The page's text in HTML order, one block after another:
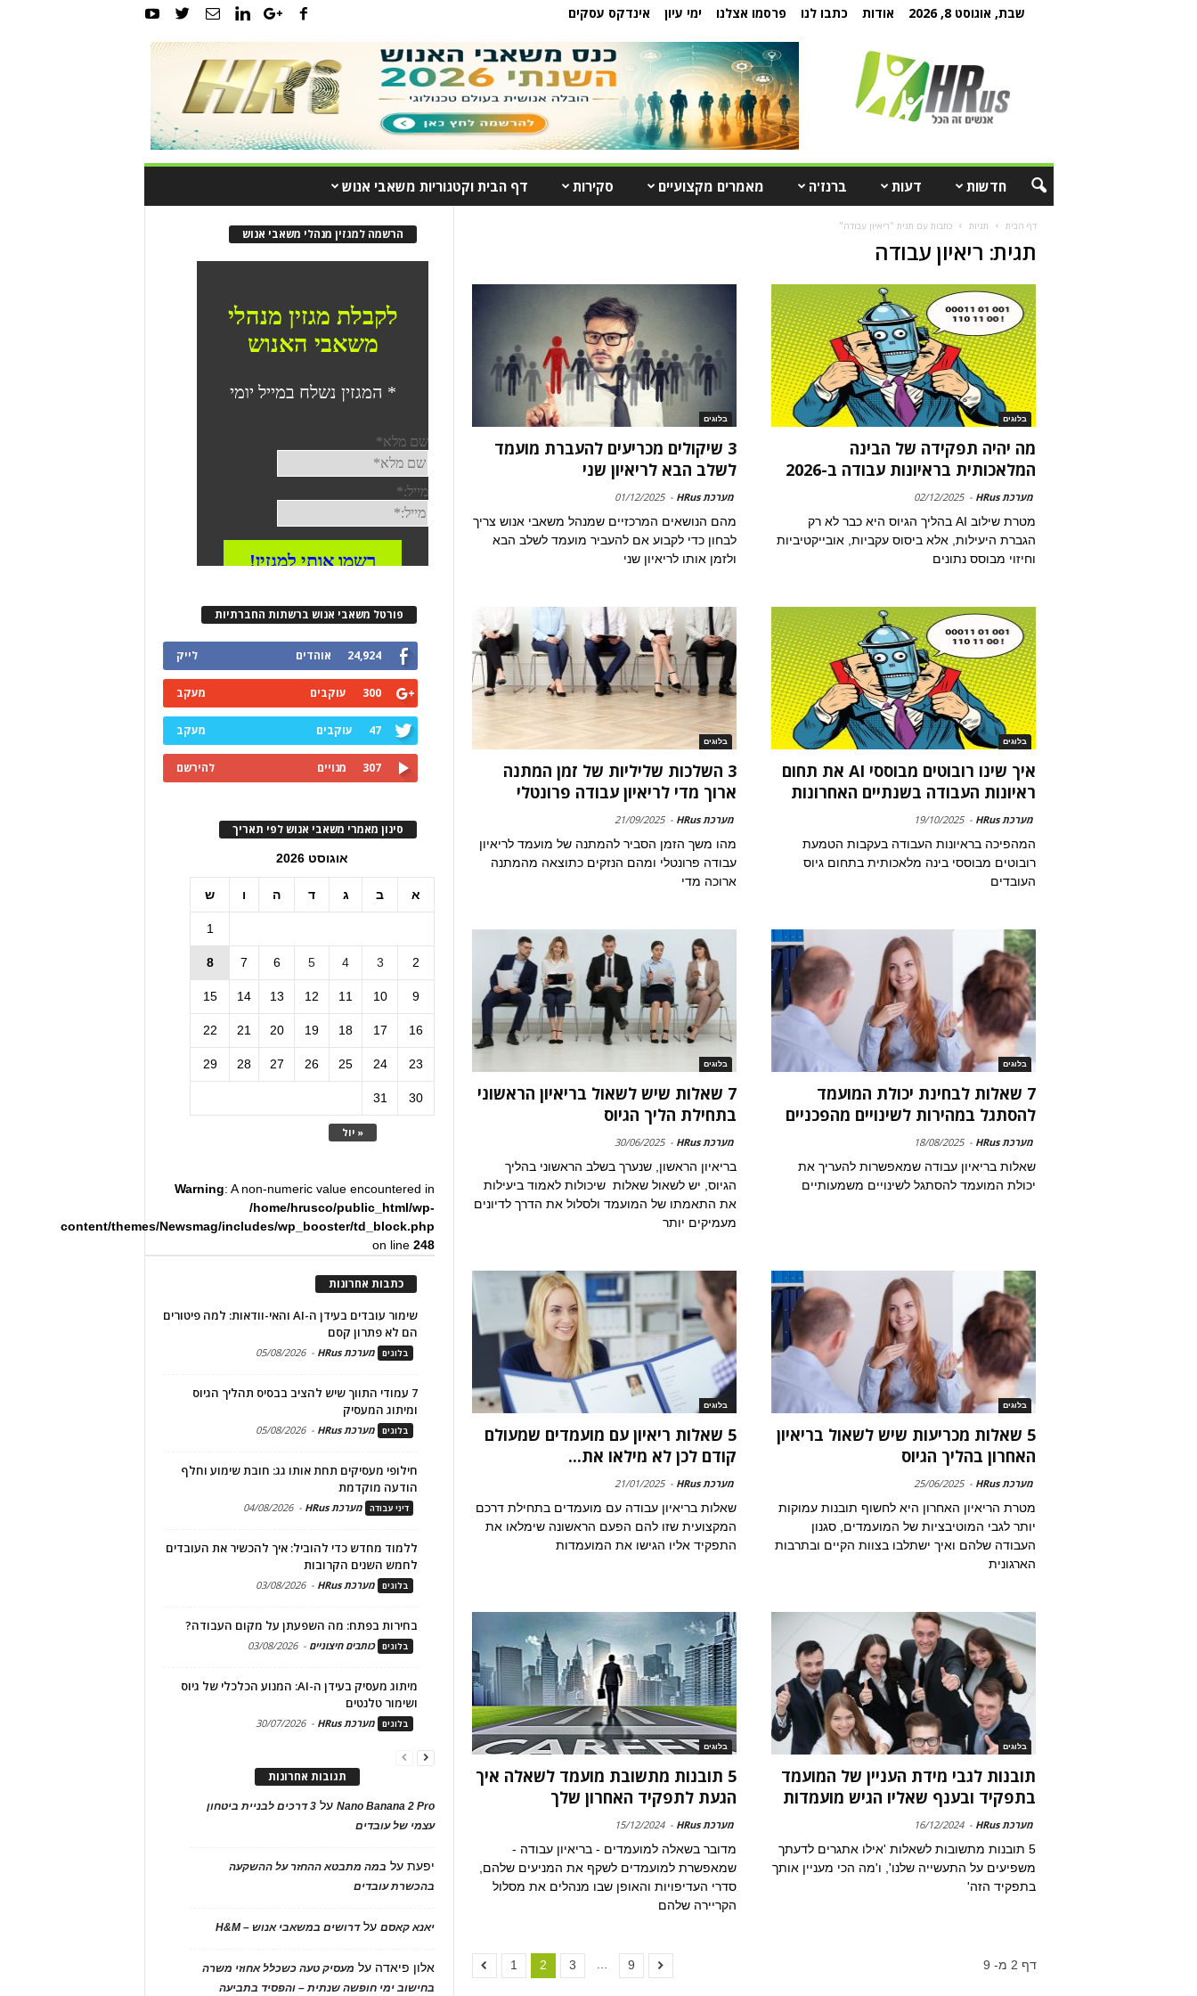
שבת, אוגוסט 8, 2026 אודות כתבו לנו פרסמו אצלנו ימי עיון אינדקס עסקים
חדשות דעות ברנז'ה מאמרים מקצועיים סקירות דף הבית וקטגוריות משאבי אנוש
דף הבית תגיות כתבות עם תגית "ריאיון עבודה"
תגית: ריאיון עבודה
בלוגים
מה יהיה תפקידה של הבינה
המלאכותית בראיונות עבודה ב-2026
מערכת HRus -
02/12/2025
מטרת שילוב AI בהליך הגיוס היא כבר לא רק
הגברת היעילות, אלא ביסוס עקביות, אובייקטיביות
וחיזוי מבוסס נתונים
בלוגים
3 שיקולים מכריעים להעברת מועמד
לשלב הבא לריאיון שני
מערכת HRus -
01/12/2025
מהם הנושאים המרכזיים שמנהל משאבי אנוש צריך
לבחון כדי לקבוע אם להעביר מועמד לשלב הבא
ולזמן אותו לריאיון שני
בלוגים
איך שינו רובוטים מבוססי AI את תחום
ראיונות העבודה בשנתיים האחרונות
מערכת HRus -
19/10/2025
המהפיכה בראיונות העבודה בעקבות הטמעת
רובוטים מבוססי בינה מלאכותית בתחום גיוס
העובדים
בלוגים
3 השלכות שליליות של זמן המתנה
ארוך מדי לריאיון עבודה פרונטלי
מערכת HRus -
21/09/2025
מהו משך הזמן הסביר להמתנה של מועמד לריאיון
עבודה פרונטלי ומהם הנזקים כתוצאה מהמתנה
ארוכה מדי
בלוגים
7 שאלות לבחינת יכולת המועמד
להסתגל במהירות לשינויים מהפכניים
מערכת HRus -
18/08/2025
שאלות בריאיון עבודה שמאפשרות להעריך את
יכולת המועמד להסתגל לשינויים משמעותיים
בלוגים
7 שאלות שיש לשאול בריאיון הראשוני
בתחילת הליך הגיוס
מערכת HRus -
30/06/2025
בריאיון הראשון, שנערך בשלב הראשוני בהליך
הגיוס, יש לשאול שאלות שיכולות לאמוד ביעילות
את התאמתו של המועמד ולסלול את הדרך לדיונים
מעמיקים יותר
בלוגים
5 שאלות מכריעות שיש לשאול בריאיון
האחרון בהליך הגיוס
מערכת HRus -
25/06/2025
מטרת הריאיון האחרון היא לחשוף תובנות עמוקות
יותר לגבי המוטיבציות של המועמדים, סגנון
העבודה שלהם ואיך ישתלבו בצוות הקיים ובתרבות
הארגונית
בלוגים
5 שאלות ריאיון עם מועמדים שמעולם
קודם לכן לא מילאו את...
מערכת HRus -
21/01/2025
שאלות בריאיון עבודה עם מועמדים בתחילת דרכם
המקצועית שזו להם הפעם הראשונה שימלאו את
התפקיד אליו הגישו את המועמדות
בלוגים
תובנות לגבי מידת העניין של המועמד
בתפקיד ובענף שאליו הגיש מועמדות
מערכת HRus -
16/12/2024
5 תובנות מתשובות לשאלות 'אילו אתגרים לדעתך
משפיעים על התעשייה שלנו', ו'מה הכי מעניין אותך
בתפקיד הזה'
בלוגים
5 תובנות מתשובת מועמד לשאלה איך
הגעת לתפקיד האחרון שלך
מערכת HRus -
15/12/2024
מדובר בשאלה למועמדים - בריאיון עבודה -
שמאפשרת למועמדים לשקף את המניעים שלהם,
סדרי העדיפויות והאופן שבו מנהלים את מסלול
הקריירה שלהם
1 2 3 9 דף 2 מ- 9
הרשמה למגזין מנהלי משאבי אנוש
פורטל משאבי אנוש ברשתות החברתיות
24,924 אוהדים לייק
300 עוקבים מעקב
47 עוקבים מעקב
307 מנויים להירשם
סינון מאמרי משאבי אנוש לפי תאריך
אוגוסט 2026
א ב ג ד ה ו ש
« יול
1
2
3
4
5
6
7
8
9
10
11
12
13
14
15
16
17
18
19
20
21
22
23
24
25
26
27
28
29
30
31
Warning: A non-numeric value encountered in
/home/hrusco/public_html/wp-
content/themes/Newsmag/includes/wp_booster/td_block.php
on line248
כתבות אחרונות
שימור עובדים בעידן ה-AI והאי-וודאות: למה פיטורים
הם לא פתרון קסם
בלוגים מערכת HRus -
05/08/2026
7 עמודי התווך שיש להציב בבסיס תהליך הגיוס
ומיתוג המעסיק
בלוגים מערכת HRus -
05/08/2026
חילופי מעסיקים תחת אותו גג: חובת שימוע וחלף
הודעה מוקדמת
דיני עבודה מערכת HRus -
04/08/2026
ללמוד מחדש כדי להוביל: איך להכשיר את העובדים
לחמש השנים הקרובות
בלוגים מערכת HRus -
03/08/2026
בחירות בפתח: מה השפעתן על מקום העבודה?
בלוגים כותבים חיצוניים -
03/08/2026
מיתוג מעסיק בעידן ה-AI: המנוע הכלכלי של גיוס
ושימור טלנטים
בלוגים מערכת HRus -
30/07/2026
תגובות אחרונות
Nano Banana 2 Proעל
3 דרכים לבניית ביטחון
עצמי של עובדים
יפעתעל במה מתבטא ההחזר על ההשקעה
בהכשרת עובדים
יאנא קאסםעלדרושים במשאבי אנוש – H&M
אלון פיאדה על מעסיק טעה כשכלל אחוזי משרה
בחישוב ימי חופשה שנתית – והפסיד בתביעה